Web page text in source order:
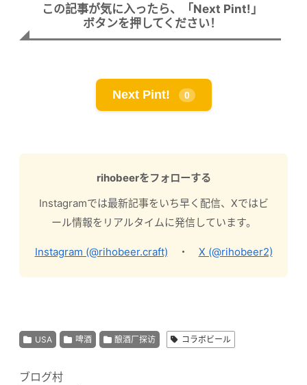
この記事が気に入ったら、「Next Pint!」
ボタンを押してください！
Next Pint! 0
rihobeerをフォローする
Instagramでは最新記事をいち早く配信、Xではビ
ール情報をリアルタイムに発信しています。
Instagram (@rihobeer.craft) ・ X (@rihobeer2)
USA 啤酒 酿酒厂探访 コラボビール
ブログ村